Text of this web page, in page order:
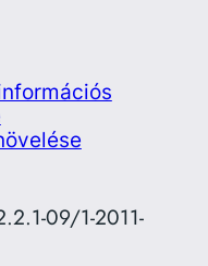
09/1-2011-